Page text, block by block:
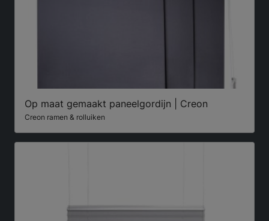
Op maat gemaakt paneelgordijn | Creon
Creon ramen & rolluiken